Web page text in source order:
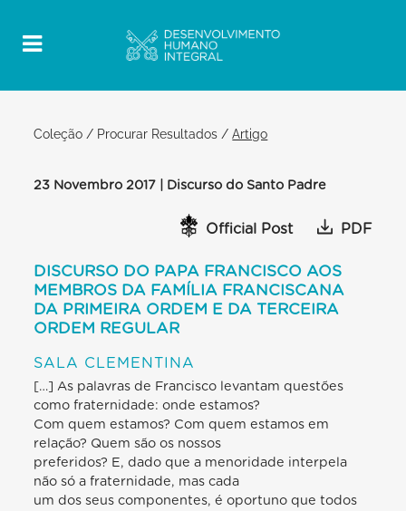
Coleção / Procurar Resultados /Artigo
23 Novembro 2017 | Discurso do Santo Padre
Official Post PDF
DISCURSO DO PAPA FRANCISCO AOS
MEMBROS DA FAMÍLIA FRANCISCANA
DA PRIMEIRA ORDEM E DA TERCEIRA
ORDEM REGULAR
SALA CLEMENTINA
[…] As palavras de Francisco levantam questões
como fraternidade: onde estamos?
Com quem estamos? Com quem estamos em
relação? Quem são os nossos
preferidos? E, dado que a menoridade interpela
não só a fraternidade, mas cada
um dos seus componentes, é oportuno que todos